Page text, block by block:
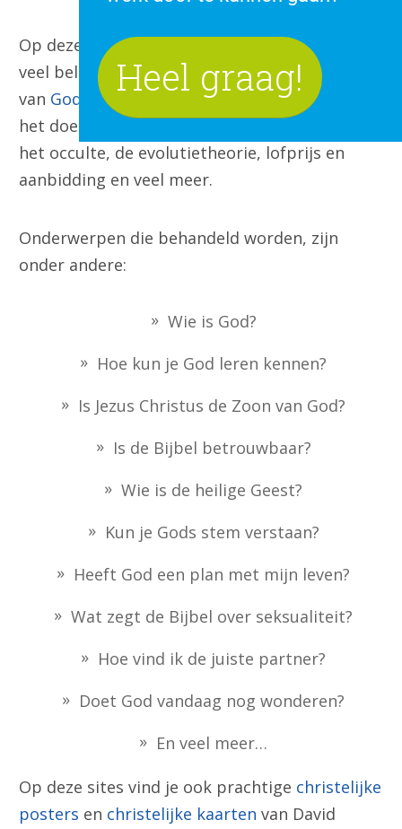
Op deze twee bekende christelijke sites vind je
veel belangrijke informatie over de realiteit
van God Jezus Christus en de heilige Geest
het doel van je leven,relaties en seksualiteit
het occulte, de evolutietheorie, lofprijs en
aanbidding en veel meer.
Onderwerpen die behandeld worden, zijn
onder andere:
Wie is God?
Hoe kun je God leren kennen?
Is Jezus Christus de Zoon van God?
Is de Bijbel betrouwbaar?
Wie is de heilige Geest?
Kun je Gods stem verstaan?
Heeft God een plan met mijn leven?
Wat zegt de Bijbel over seksualiteit?
Hoe vind ik de juiste partner?
Doet God vandaag nog wonderen?
En veel meer…
Op deze sites vind je ook prachtige christelijke
posters en christelijke kaarten van David
Heel graag!